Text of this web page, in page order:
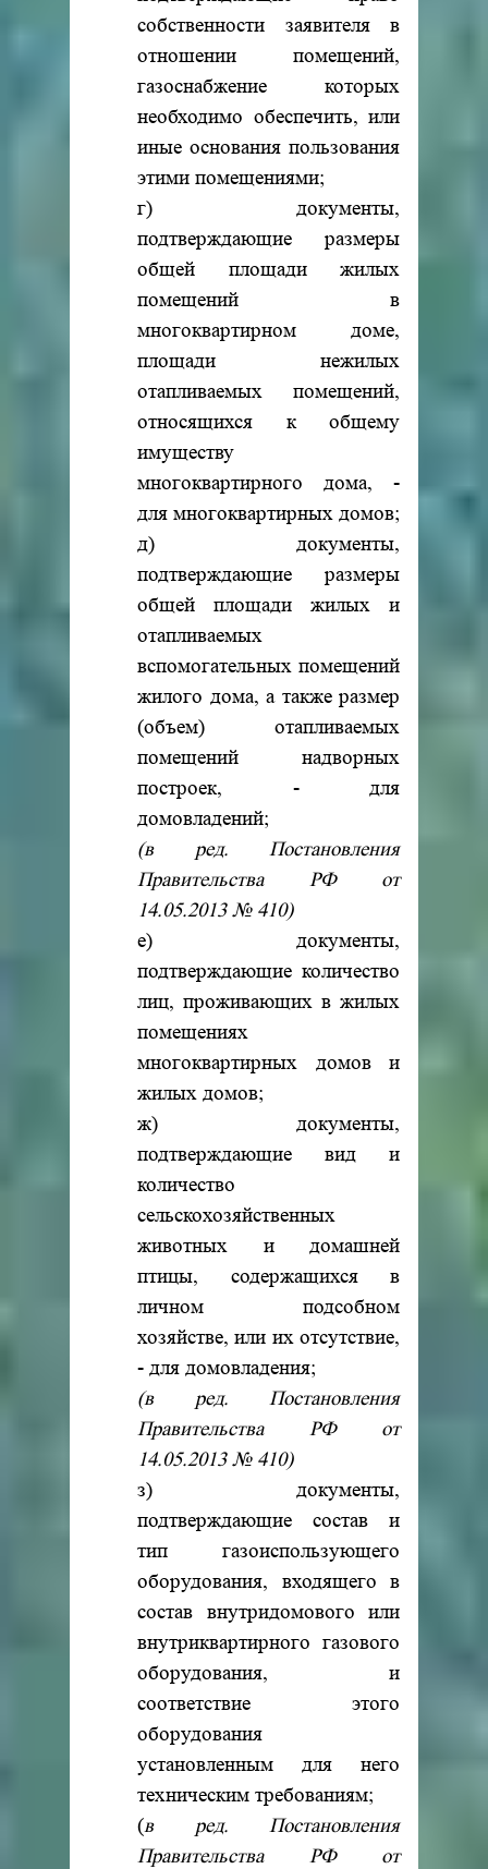
собственности заявителя в
отношении помещений,
газоснабжение которых
необходимо обеспечить, или
иные основания пользования
этими помещениями;
г) документы,
подтверждающие размеры
общей площади жилых
помещений в
многоквартирном доме,
площади нежилых
отапливаемых помещений,
относящихся к общему
имуществу
многоквартирного дома, -
для многоквартирных домов;
д) документы,
подтверждающие размеры
общей площади жилых и
отапливаемых
вспомогательных помещений
жилого дома, а также размер
(объем) отапливаемых
помещений надворных
построек, - для
домовладений;
(в ред. Постановления
Правительства РФ от
14.05.2013 № 410)
е) документы,
подтверждающие количество
лиц, проживающих в жилых
помещениях
многоквартирных домов и
жилых домов;
ж) документы,
подтверждающие вид и
количество
сельскохозяйственных
животных и домашней
птицы, содержащихся в
личном подсобном
хозяйстве, или их отсутствие,
- для домовладения;
(в ред. Постановления
Правительства РФ от
14.05.2013 № 410)
з) документы,
подтверждающие состав и
тип газоиспользующего
оборудования, входящего в
состав внутридомового или
внутриквартирного газового
оборудования, и
соответствие этого
оборудования
установленным для него
техническим требованиям;
(в ред. Постановления
Правительства РФ от